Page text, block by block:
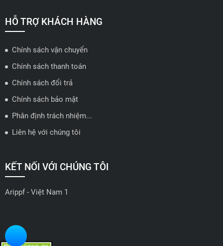
🗺️Xem trên bản đồ
ĐẠI LÝ QUẬN 2 HCM - HẢI TRIỀU AUTO
🔰 Địa chỉ: 78-80 Vũ Tông Phan, P.An Phú, TP Thủ Đức, TP HCM
📍 Hotline: 0938584113
🗺️Xem trên bản đồ
ĐẠI LÝ THỦ ĐỨC - TB AUTO
🔰 Địa chỉ: 482 Đ. Lê Văn Việt, Tăng Nhơn Phú A, Thủ Đức,
Thành phố Hồ Chí Minh
🗺️Xem trên bản đồ
HỖ TRỢ KHÁCH HÀNG
Chính sách vận chuyển
Chính sách thanh toán
Chính sách đổi trả
Chính sách bảo mật
Phân định trách nhiệm...
Liên hệ với chúng tôi
KẾT NỐI VỚI CHÚNG TÔI
Arippf - Việt Nam 1